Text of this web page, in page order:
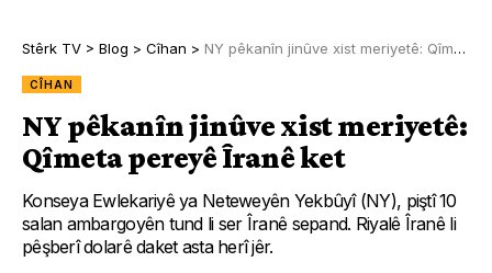
Stêrk TV > Blog > Cîhan > NY pêkanîn jinûve xist meriyetê: Qîmeta pereyê Îranê ket
CÎHAN
NY pêkanîn jinûve xist meriyetê:
Qîmeta pereyê Îranê ket
Konseya Ewlekariyê ya Neteweyên Yekbûyî (NY), piştî 10
salan ambargoyên tund li ser Îranê sepand. Riyalê Îranê li
pêşberî dolarê daket asta herî jêr.